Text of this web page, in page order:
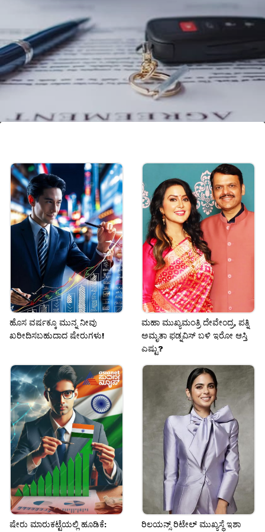
ನೀವು ಎಸ್‌ಬಿಐನಿಂದ ಆಟೋ ಸಾಲ ಪಡೆದರೆ, 9.2%
ಬಡ್ಡಿದರದಲ್ಲಿ 4 ವರ್ಷಗಳ ಅವಧಿಗೆ, ನಿಮ್ಮ ಮಾಸಿಕ ಇಎಂಐ
11,990 ರೂ. ಆಗಿರುತ್ತದೆ.
ಹೊಸ ವರ್ಷಕ್ಕೂ ಮುನ್ನ ನೀವು
ಖರೀದಿಸಬಹುದಾದ ಷೇರುಗಳು!
ಮಹಾ ಮುಖ್ಯಮಂತ್ರಿ ದೇವೇಂದ್ರ, ಪತ್ನಿ
ಅಮೃತಾ ಫಡ್ನವಿಸ್‌ ಬಳಿ ಇರೋ ಆಸ್ತಿ
ಎಷ್ಟು?
ಷೇರು ಮಾರುಕಟ್ಟೆಯಲ್ಲಿ ಹೂಡಿಕೆ:
ರಿಲಯನ್ಸ್ ರಿಟೇಲ್‌ ಮುಖ್ಯಸ್ಥೆ ಇಶಾ